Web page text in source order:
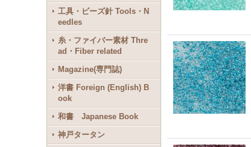
工具・ビーズ針 Tools・N
eedles
糸・ファイバー素材 Thre
ad・Fiber related
Magazine(専門誌)
洋書 Foreign (English) B
ook
和書 Japanese Book
神戸タータン